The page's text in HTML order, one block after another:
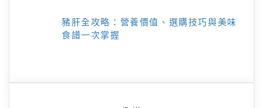
豬肝全攻略：營養價值、選購技巧與美味
食譜一次掌握